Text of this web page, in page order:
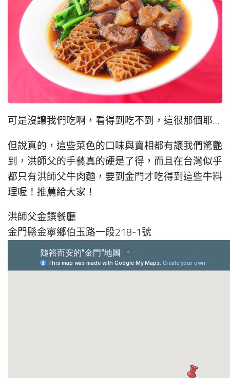
可是沒讓我們吃啊，看得到吃不到，這很那個耶…
但說真的，這些菜色的口味與賣相都有讓我們驚艷
到，洪師父的手藝真的硬是了得，而且在台灣似乎
都只有洪師父牛肉麵，要到金門才吃得到這些牛料
理喔！推薦給大家！
洪師父金饌餐廳
金門縣金寧鄉伯玉路一段218-1號